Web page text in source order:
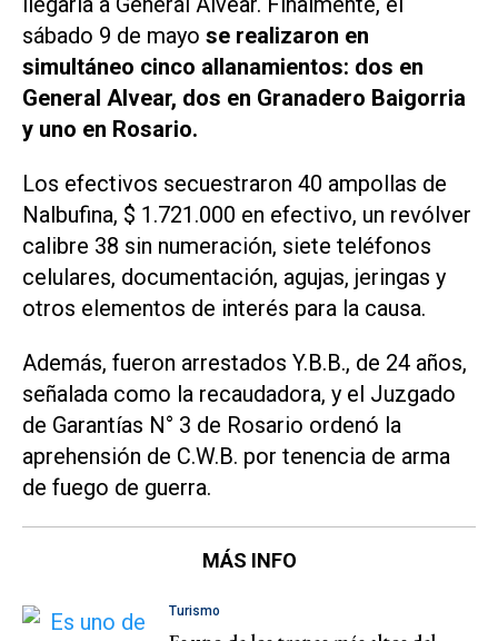
sábado 9 de mayo se realizaron en
simultáneo cinco allanamientos: dos en
General Alvear, dos en Granadero Baigorria
y uno en Rosario.
Los efectivos secuestraron 40 ampollas de
Nalbufina, $ 1.721.000 en efectivo, un revólver
calibre 38 sin numeración, siete teléfonos
celulares, documentación, agujas, jeringas y
otros elementos de interés para la causa.
Además, fueron arrestados Y.B.B., de 24 años,
señalada como la recaudadora, y el Juzgado
de Garantías N° 3 de Rosario ordenó la
aprehensión de C.W.B. por tenencia de arma
de fuego de guerra.
MÁS INFO
Turismo